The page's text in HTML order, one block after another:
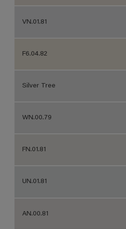
VN.01.81
F6.04.82
Silver Tree
WN.00.79
FN.01.81
UN.01.81
AN.00.81